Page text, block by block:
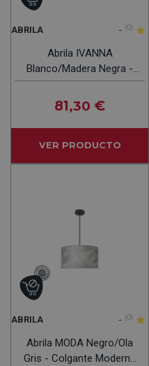
ABRILA - (0)
Abrila IVANNA
Blanco/Madera Negra -
Colgante Moderno 2xE27
50 Cm
81,30 €
VER PRODUCTO
ABRILA - (0)
Abrila MODA Negro/Ola
Gris - Colgante Moderno